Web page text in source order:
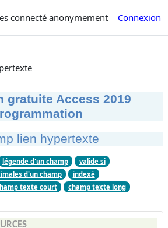
connecté anonymement Connexion
gratuite Access 2019
lien hypertexte
légende d'un champ
valide si
d'un champ
indexé
texte court
champ texte long